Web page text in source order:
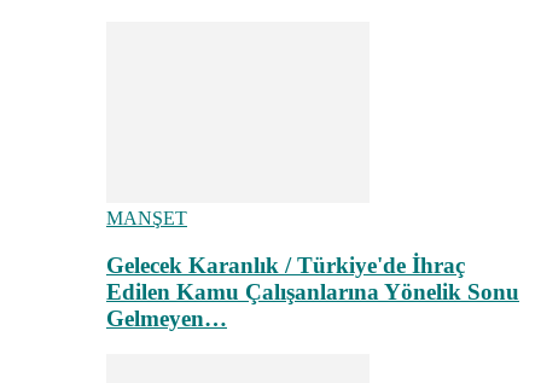
MANŞET
Gelecek Karanlık / Türkiye'de İhraç
Edilen Kamu Çalışanlarına Yönelik Sonu
Gelmeyen…